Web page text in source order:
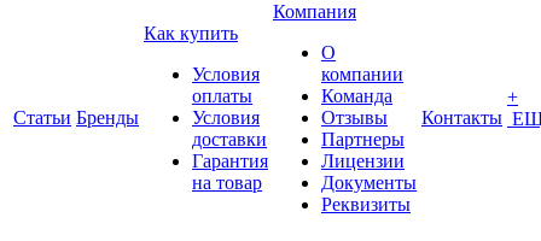
Статьи Бренды
Как купить
Условия
оплаты
Условия
доставки
Гарантия
на товар
Компания
О
компании
Команда
Отзывы
Партнеры
Лицензии
Документы
Реквизиты
Контакты
+